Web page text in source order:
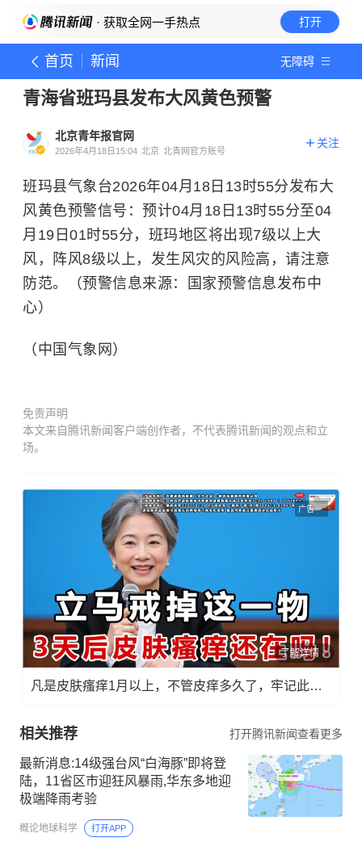
· 获取全网一手热点 打开
首页 新闻 无障碍
青海省班玛县发布大风黄色预警
北京青年报官网
2026年4月18日15:04 北京 北青网官方账号
关注
班玛县气象台2026年04月18日13时55分发布大
风黄色预警信号：预计04月18日13时55分至04
月19日01时55分，班玛地区将出现7级以上大
风，阵风8级以上，发生风灾的风险高，请注意
防范。（预警信息来源：国家预警信息发布中
心）
（中国气象网）
免责声明
本文来自腾讯新闻客户端创作者，不代表腾讯新闻的观点和立
场。
广告
了解详情
凡是皮肤瘙痒1月以上，不管皮痒多久了，牢记此法，快！准！狠！
相关推荐 打开腾讯新闻查看更多
最新消息:14级强台风“白海豚”即将登
陆，11省区市迎狂风暴雨,华东多地迎
极端降雨考验
概论地球科学 打开APP